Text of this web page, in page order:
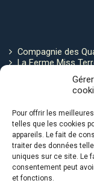
Pour offrir les
telles que les cookies
appareils. Le fait de
traiter des données
uniques sur ce site. Le
consentement peut
et fonctions.
Compagnie des
La Ferme Miss
Politique de